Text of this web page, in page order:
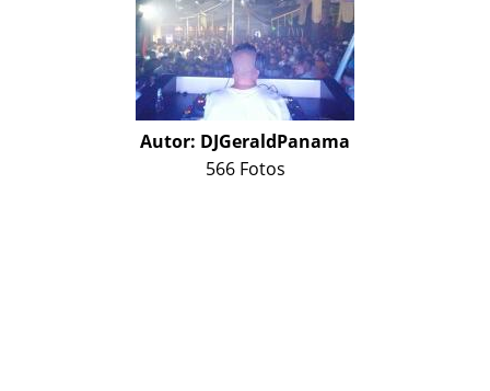
Autor: DJGeraldPanama
566 Fotos